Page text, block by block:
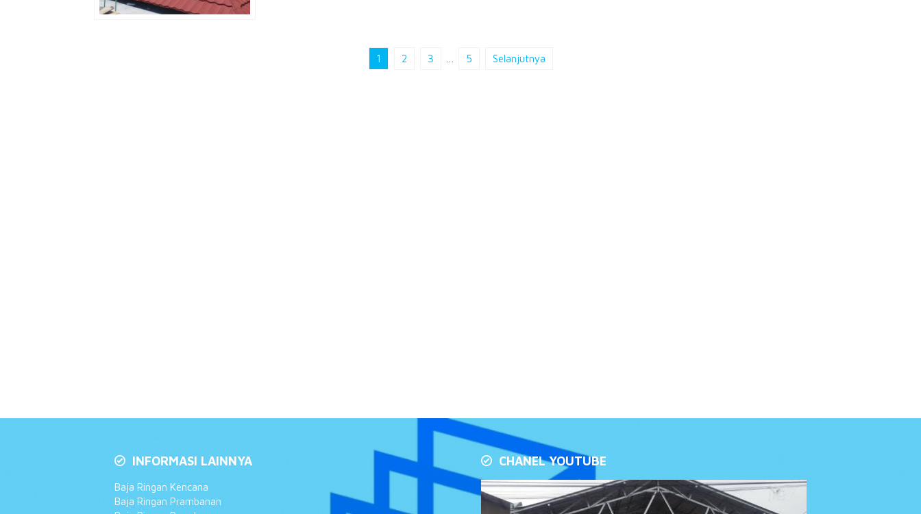
1 2 3 5 Selanjutnya
INFORMASI LAINNYA
Baja Ringan Kencana
Baja Ringan Prambanan
CHANEL YOUTUBE